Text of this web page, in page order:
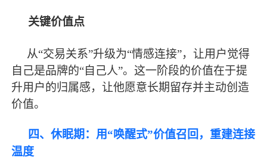
关键价值点
从“交易关系”升级为“情感连接”，让用户觉得
自己是品牌的“自己人”。这一阶段的价值在于提
升用户的归属感，让他愿意长期留存并主动创造
价值。
四、休眠期：用“唤醒式”价值召回，重建连接
温度